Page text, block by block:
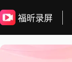
福昕录屏